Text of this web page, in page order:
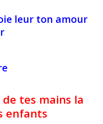
leur ton amour
tes mains la
enfants